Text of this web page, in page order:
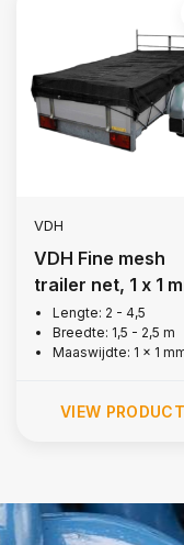
VDH
VDH Fine mesh
trailer net, 1 x 1
Lengte: 2 - 4,5
Breedte: 1,5 - 2,5 m
Maaswijdte: 1 x 1
VIEW PRODUCT